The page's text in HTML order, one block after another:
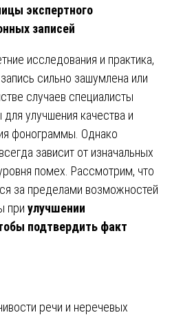
экспертного
записей
исследования и практика,
сильно зашумлена или
случаев специалисты
улучшения качества и
фонограммы. Однако
зависит от изначальных
помех. Рассмотрим, что
за пределами возможностей
при улучшении
подтвердить факт
речи и неречевых